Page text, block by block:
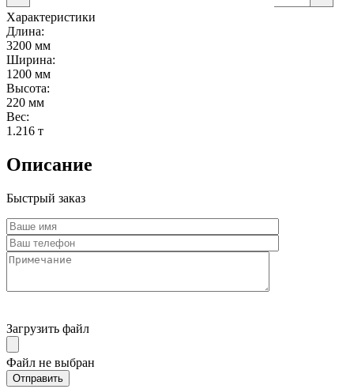
Характеристики
Длина:
3200 мм
Ширина:
1200 мм
Высота:
220 мм
Вес:
1.216 т
Описание
Быстрый заказ
Загрузить файл
Файл не выбран